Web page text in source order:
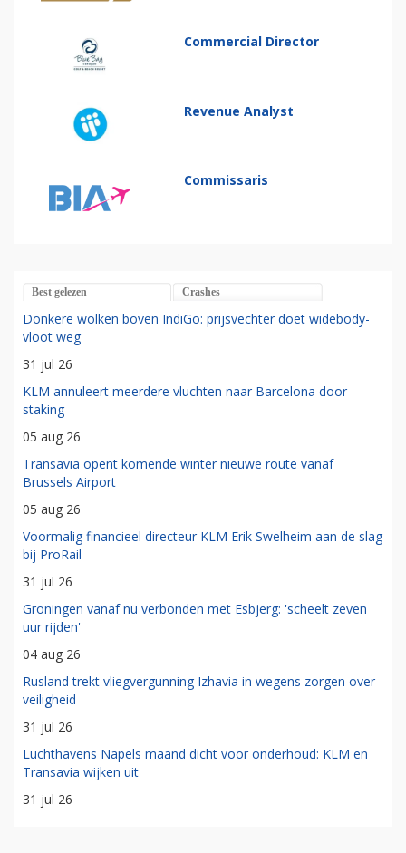
Commercial Director
Revenue Analyst
Commissaris
Best gelezen Crashes
Donkere wolken boven IndiGo: prijsvechter doet widebody-
vloot weg
31 jul 26
KLM annuleert meerdere vluchten naar Barcelona door
staking
05 aug 26
Transavia opent komende winter nieuwe route vanaf
Brussels Airport
05 aug 26
Voormalig financieel directeur KLM Erik Swelheim aan de slag
bij ProRail
31 jul 26
Groningen vanaf nu verbonden met Esbjerg: 'scheelt zeven
uur rijden'
04 aug 26
Rusland trekt vliegvergunning Izhavia in wegens zorgen over
veiligheid
31 jul 26
Luchthavens Napels maand dicht voor onderhoud: KLM en
Transavia wijken uit
31 jul 26